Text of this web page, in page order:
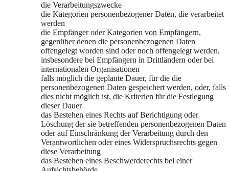
die Verarbeitungszwecke
die Kategorien personenbezogener Daten, die verarbeitet
werden
die Empfänger oder Kategorien von Empfängern,
gegenüber denen die personenbezogenen Daten
offengelegt worden sind oder noch offengelegt werden,
insbesondere bei Empfängern in Drittländern oder bei
internationalen Organisationen
falls möglich die geplante Dauer, für die die
personenbezogenen Daten gespeichert werden, oder, falls
dies nicht möglich ist, die Kriterien für die Festlegung
dieser Dauer
das Bestehen eines Rechts auf Berichtigung oder
Löschung der sie betreffenden personenbezogenen Daten
oder auf Einschränkung der Verarbeitung durch den
Verantwortlichen oder eines Widerspruchsrechts gegen
diese Verarbeitung
das Bestehen eines Beschwerderechts bei einer